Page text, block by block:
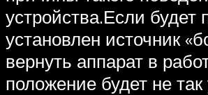
устройства.Если будет
установлен источник
вернуть аппарат в
положение будет не